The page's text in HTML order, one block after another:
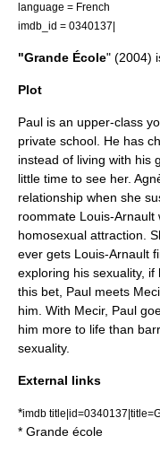
language = French
imdb_id = 0340137|
"Grande École" (2004)
Plot
Paul is an upper-class
private school. He has
instead of living with his
little time to see her.
relationship when she
roommate Louis-Arnault
homosexual attraction.
ever gets Louis-Arnault
exploring his sexuality,
this bet, Paul meets
him. With Mecir, Paul
him more to life than
sexuality.
External links
*imdb
* Grande école